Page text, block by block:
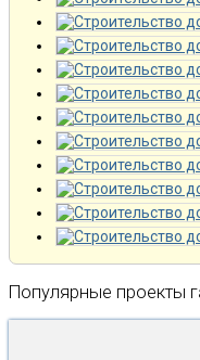
Популярные проекты